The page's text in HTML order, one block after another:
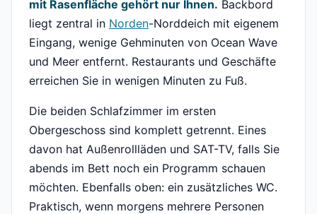
mit Rasenfläche gehört nur Ihnen. Backbord
liegt zentral in Norden-Norddeich mit eigenem
Eingang, wenige Gehminuten von Ocean Wave
und Meer entfernt. Restaurants und Geschäfte
erreichen Sie in wenigen Minuten zu Fuß.
Die beiden Schlafzimmer im ersten
Obergeschoss sind komplett getrennt. Eines
davon hat Außenrollläden und SAT-TV, falls Sie
abends im Bett noch ein Programm schauen
möchten. Ebenfalls oben: ein zusätzliches WC.
Praktisch, wenn morgens mehrere Personen